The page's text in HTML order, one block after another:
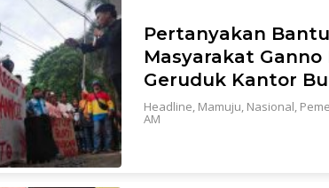
Pertanyakan
Masyarakat
Geruduk Kantor
Headline, Mamuju, Nasional,
AM